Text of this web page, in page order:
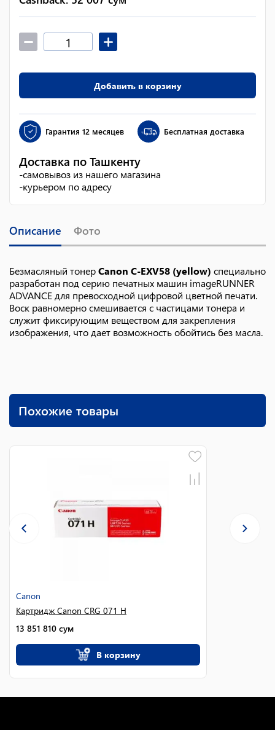
Добавить в корзину
Гарантия 12 месяцев Бесплатная доставка
Доставка по Ташкенту
-самовывоз из нашего магазина
-курьером по адресу
Описание Фото
Безмасляный тонерCanon C-EXV58 (yellow) специально
разработан под серию печатных машин imageRUNNER
ADVANCE для превосходной цифровой цветной печати.
Воск равномерно смешивается с частицами тонера и
служит фиксирующим веществом для закрепления
изображения, что дает возможность обойтись без масла.
Похожие товары
Canon
Картридж Canon CRG 071 H
13 851 810 сум
В корзину